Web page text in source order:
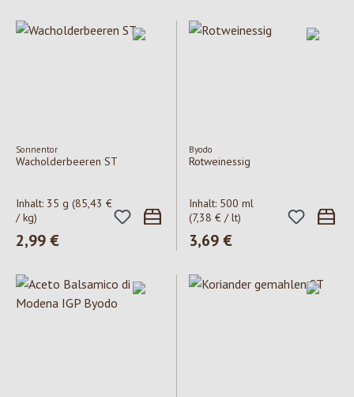
Sonnentor
Wacholderbeeren ST
Inhalt: 35 g (85,43 €
/ kg)
Regulärer Preis:
2,99 €
Byodo
Rotweinessig
Inhalt: 500 ml
(7,38 € / lt)
Regulärer Preis:
3,69 €